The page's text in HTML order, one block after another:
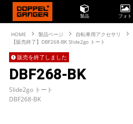
製品 フォト
HOME 製品ページ 自転車用アクセサリ
【販売終了】DBF268-BK Slide2go トート
販売を終了しました
DBF268-BK
Slide2go トート
DBF268-BK